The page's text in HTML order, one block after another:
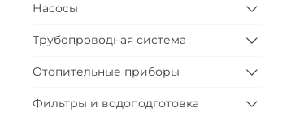
Насосы
Трубопроводная система
Отопительные приборы
Фильтры и водоподготовка